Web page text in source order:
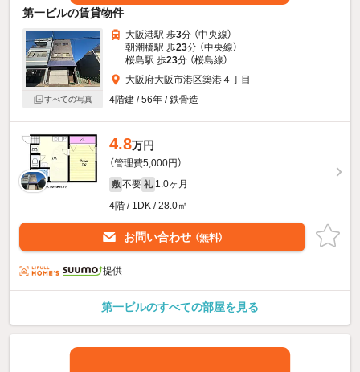
第一ビルの賃貸物件
すべての写真
大阪港駅 歩3分 （中央線）
朝潮橋駅 歩23分 （中央線）
桜島駅 歩23分 （桜島線）
大阪府大阪市港区築港４丁目
4階建 / 56年 / 鉄骨造
4.8万円
（管理費5,000円）
敷 不要 礼 1.0ヶ月
4階 / 1DK / 28.0㎡
お問い合わせ （無料）
提供
第一ビルのすべての部屋を見る